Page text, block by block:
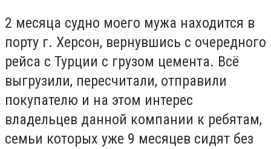
2 месяца судно моего мужа находится в
порту г. Херсон, вернувшись с очередного
рейса с Турции с грузом цемента. Всё
выгрузили, пересчитали, отправили
покупателю и на этом интерес
владельцев данной компании к ребятам,
семьи которых уже 9 месяцев сидят без